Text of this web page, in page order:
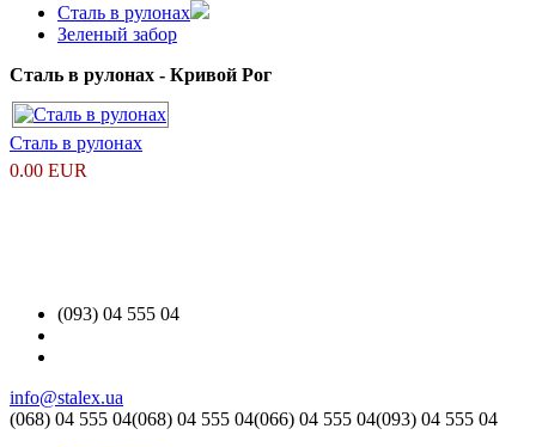
Сталь в рулонах
Зеленый забор
Сталь в рулонах - Кривой Рог
Сталь в рулонах
0.00 EUR
(093) 04 555 04
info@stalex.ua
(068) 04 555 04(068) 04 555 04(066) 04 555 04(093) 04 555 04